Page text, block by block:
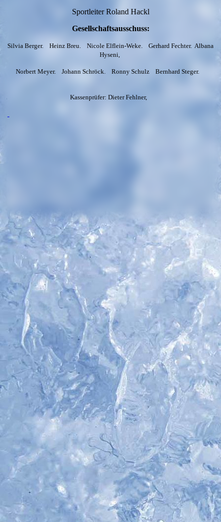
Sportleiter Roland Hackl
Gesellschaftsausschuss:
Silvia Berger. Heinz Breu. Nicole Elflein-Weke. Gerhard Fechter. Albana
Hyseni,
Norbert Meyer. Johann Schröck. Ronny Schulz Bernhard Steger.
Kassenprüfer: Dieter Fehlner,